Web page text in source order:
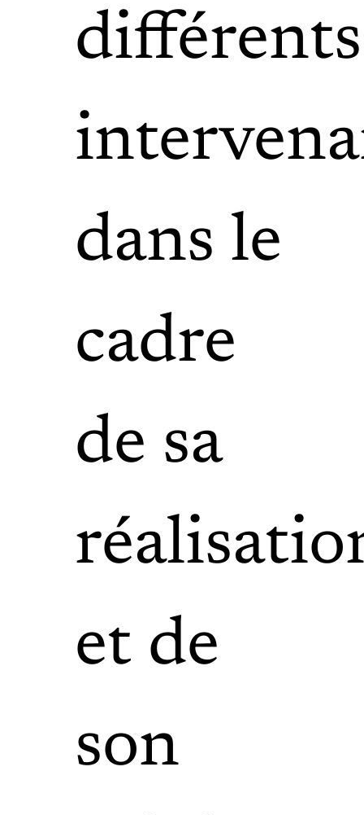
différents
dans le
cadre
de sa
et de
son